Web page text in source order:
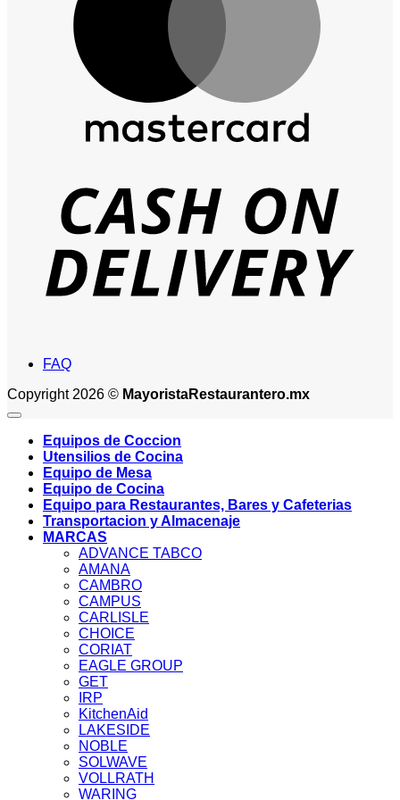
FAQ
Copyright 2026 © MayoristaRestaurantero.mx
Equipos de Coccion
Utensilios de Cocina
Equipo de Mesa
Equipo de Cocina
Equipo para Restaurantes, Bares y Cafeterias
Transportacion y Almacenaje
MARCAS
ADVANCE TABCO
AMANA
CAMBRO
CAMPUS
CARLISLE
CHOICE
CORIAT
EAGLE GROUP
GET
IRP
KitchenAid
LAKESIDE
NOBLE
SOLWAVE
VOLLRATH
WARING